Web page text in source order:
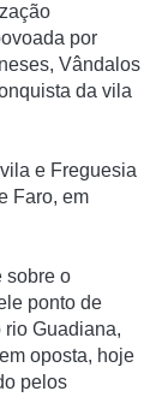
por
Vândalos
da vila
e Freguesia
Faro, em
sobre o
ponto de
rio Guadiana,
oposta, hoje
pelos